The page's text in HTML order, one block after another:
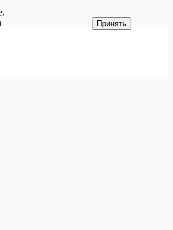
Принять